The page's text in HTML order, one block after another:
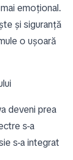
emoțional.
și siguranță
o ușoară
deveni prea
s-a
s-a integrat